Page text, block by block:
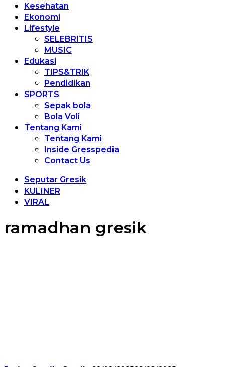
Kesehatan
Ekonomi
Lifestyle
SELEBRITIS
MUSIC
Edukasi
TIPS&TRIK
Pendidikan
SPORTS
Sepak bola
Bola Voli
Tentang Kami
Tentang Kami
Inside Gresspedia
Contact Us
Seputar Gresik
KULINER
VIRAL
ramadhan gresik